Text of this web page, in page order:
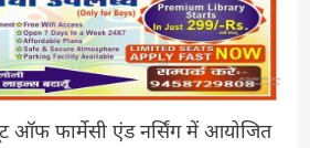
ऑफ फार्मेसी एंड नर्सिंग में आयोजित